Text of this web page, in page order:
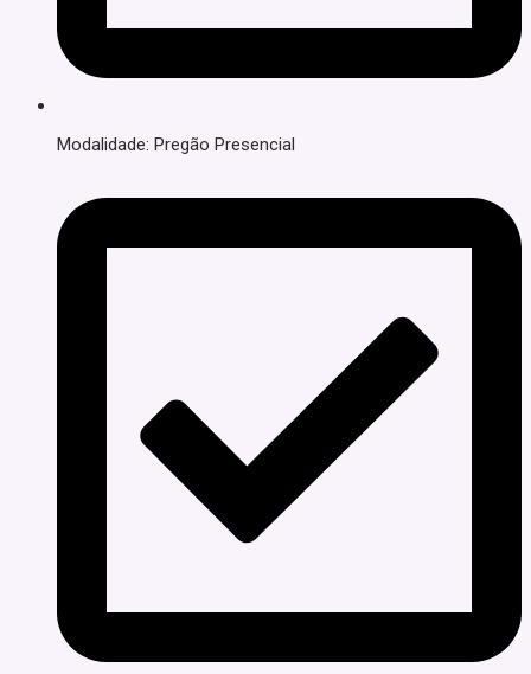
Modalidade: Pregão Presencial